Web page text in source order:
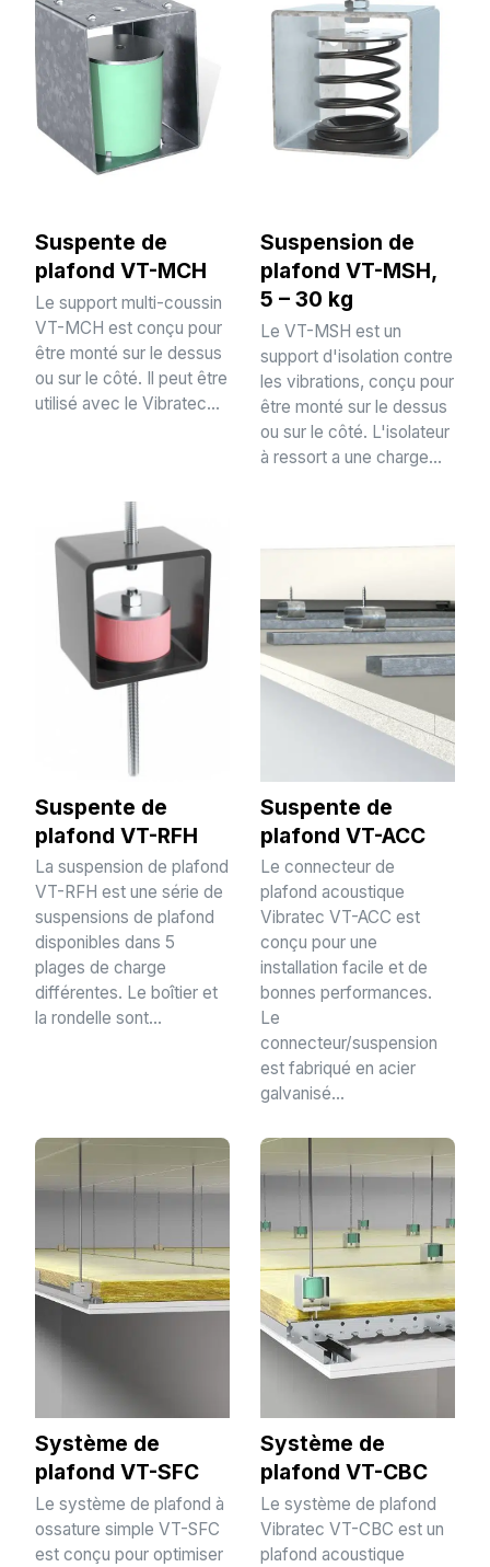
Suspente de
plafond VT-MCH
Le support multi-coussin
VT-MCH est conçu pour
être monté sur le dessus
ou sur le côté. Il peut être
utilisé avec le Vibratec...
Suspension de
plafond VT-MSH,
5 – 30 kg
Le VT-MSH est un
support d'isolation contre
les vibrations, conçu pour
être monté sur le dessus
ou sur le côté. L'isolateur
à ressort a une charge...
Suspente de
plafond VT-RFH
La suspension de plafond
VT-RFH est une série de
suspensions de plafond
disponibles dans 5
plages de charge
différentes. Le boîtier et
la rondelle sont...
Suspente de
plafond VT-ACC
Le connecteur de
plafond acoustique
Vibratec VT-ACC est
conçu pour une
installation facile et de
bonnes performances.
Le
connecteur/suspension
est fabriqué en acier
galvanisé...
Système de
plafond VT-SFC
Le système de plafond à
ossature simple VT-SFC
est conçu pour optimiser
Système de
plafond VT-CBC
Le système de plafond
Vibratec VT-CBC est un
plafond acoustique